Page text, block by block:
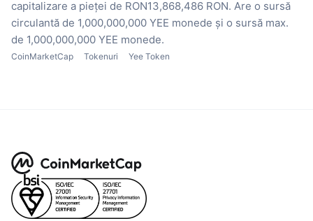
capitalizare a pieței de RON13,868,486 RON. Are o sursă
circulantă de 1,000,000,000 YEE monede și o sursă max.
de 1,000,000,000 YEE monede.
CoinMarketCap Tokenuri Yee Token